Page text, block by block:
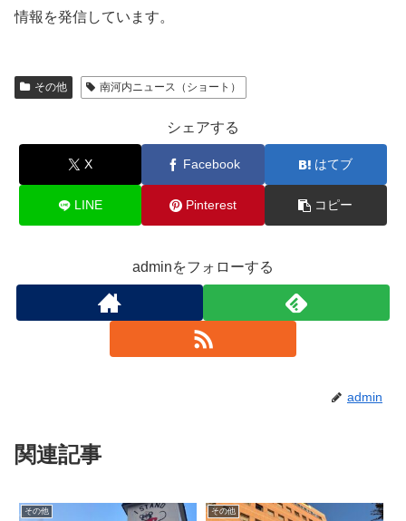
情報を発信しています。
その他 南河内ニュース（ショート）
シェアする
X Facebook はてブ
LINE Pinterest コピー
adminをフォローする
admin
関連記事
その他 その他